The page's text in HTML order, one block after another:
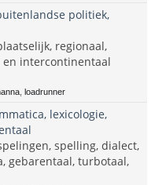
politiek,
regionaal,
intercontinentaal
loadrunner
lexicologie,
spelling, dialect,
gebarentaal, turbotaal,